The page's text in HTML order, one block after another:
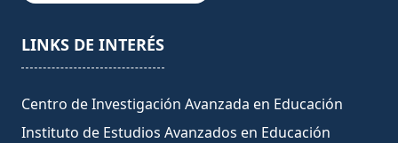
LINKS DE INTERÉS
Centro de Investigación Avanzada en Educación
Instituto de Estudios Avanzados en Educación